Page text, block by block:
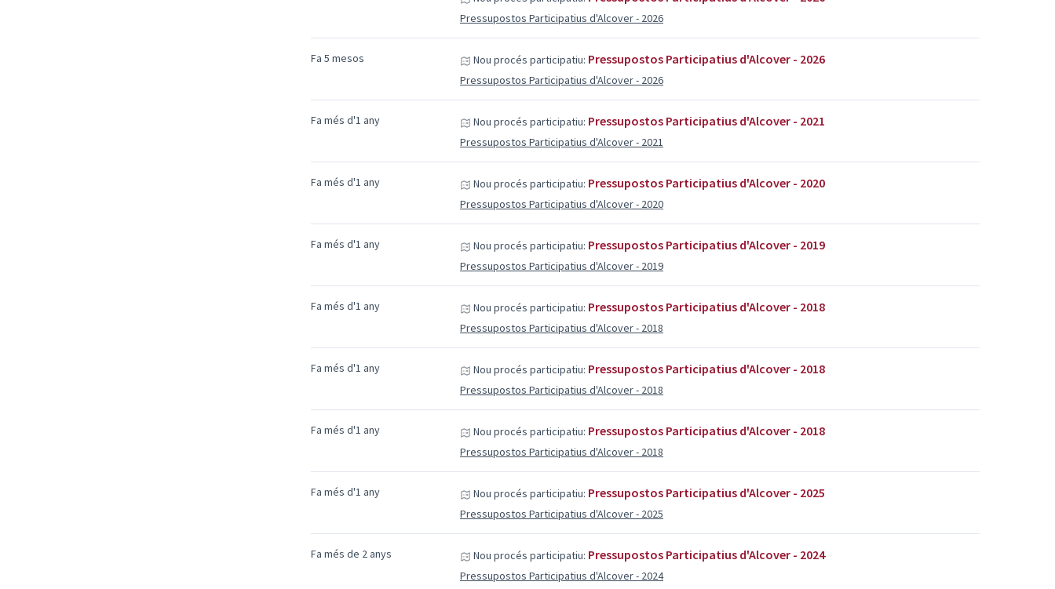
Pressupostos Participatius d'Alcover - 2026
Fa 5 mesos Nou procés participatiu: Pressupostos Participatius d'Alcover - 2026
Pressupostos Participatius d'Alcover - 2026
Fa més d'1 any Nou procés participatiu: Pressupostos Participatius d'Alcover - 2021
Pressupostos Participatius d'Alcover - 2021
Fa més d'1 any Nou procés participatiu: Pressupostos Participatius d'Alcover - 2020
Pressupostos Participatius d'Alcover - 2020
Fa més d'1 any Nou procés participatiu: Pressupostos Participatius d'Alcover - 2019
Pressupostos Participatius d'Alcover - 2019
Fa més d'1 any Nou procés participatiu: Pressupostos Participatius d'Alcover - 2018
Pressupostos Participatius d'Alcover - 2018
Fa més d'1 any Nou procés participatiu: Pressupostos Participatius d'Alcover - 2018
Pressupostos Participatius d'Alcover - 2018
Fa més d'1 any Nou procés participatiu: Pressupostos Participatius d'Alcover - 2018
Pressupostos Participatius d'Alcover - 2018
Fa més d'1 any Nou procés participatiu: Pressupostos Participatius d'Alcover - 2025
Pressupostos Participatius d'Alcover - 2025
Fa més de 2 anys Nou procés participatiu: Pressupostos Participatius d'Alcover - 2024
Pressupostos Participatius d'Alcover - 2024